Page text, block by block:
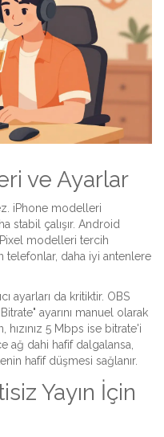
ve Ayarlar
iPhone modelleri
stabil çalışır. Android
modelleri tercih
telefonlar, daha iyi antenlere
ayarları da kritiktir. OBS
ayarını manuel olarak
hızınız 5 Mbps ise bitrate'i
ağ dahi hafif dalgalansa,
hafif düşmesi sağlanır.
Yayın İçin